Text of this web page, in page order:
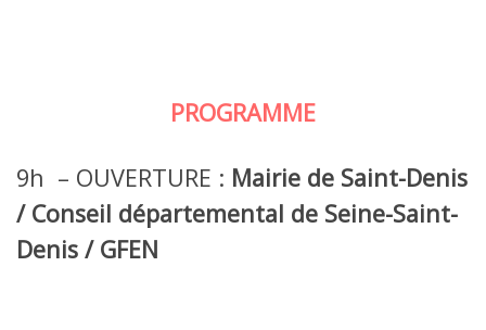
PROGRAMME
9h – OUVERTURE : Mairie de Saint-Denis
/ Conseil départemental de Seine-Saint-
Denis / GFEN